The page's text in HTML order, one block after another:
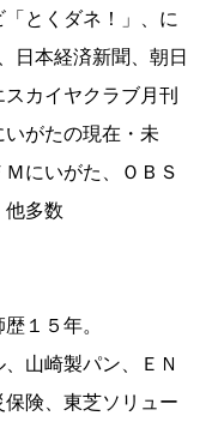
とくダネ！」、に
日本経済新聞、朝日
カイヤクラブ月刊
がたの現在・未
にいがた、ＯＢＳ
多数
１５年。
山崎製パン、ＥＮ
険、東芝ソリュー